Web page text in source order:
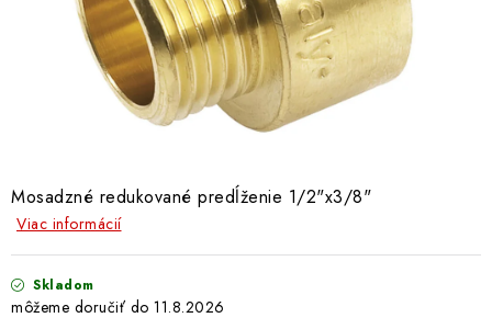
Doprava a Platba
Mosadzné redukované predĺženie 1/2"x3/8"
Viac informácií
Skladom
11.8.2026